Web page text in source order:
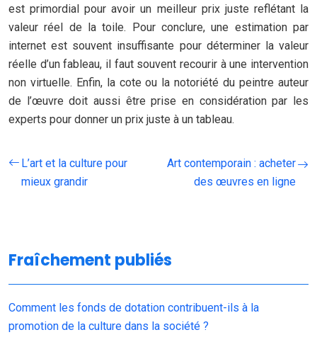
est primordial pour avoir un meilleur prix juste reflétant la
valeur réel de la toile. Pour conclure, une estimation par
internet est souvent insuffisante pour déterminer la valeur
réelle d’un fableau, il faut souvent recourir à une intervention
non virtuelle. Enfin, la cote ou la notoriété du peintre auteur
de l’œuvre doit aussi être prise en considération par les
experts pour donner un prix juste à un tableau.
L’art et la culture pour
mieux grandir
Art contemporain : acheter
des œuvres en ligne
Fraîchement publiés
Comment les fonds de dotation contribuent-ils à la
promotion de la culture dans la société ?